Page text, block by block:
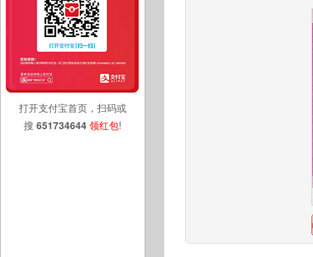
打开支付宝首页，扫码或
搜 651734644 领红包!